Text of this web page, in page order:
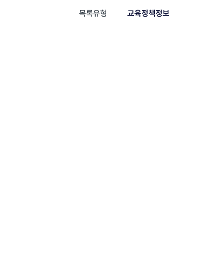
목록유형
교육정책정보